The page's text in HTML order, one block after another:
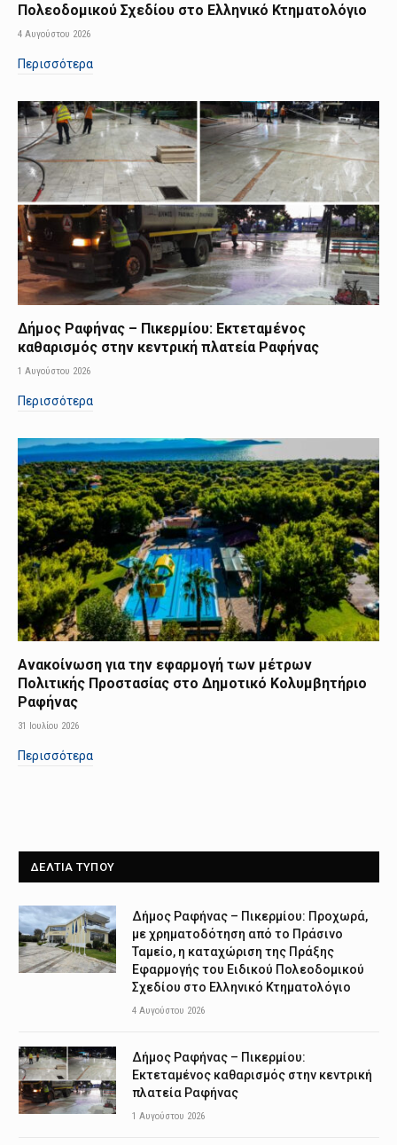
Πολεοδομικού Σχεδίου στο Ελληνικό Κτηματολόγιο
4 Αυγούστου 2026
Περισσότερα
Δήμος Ραφήνας – Πικερμίου: Εκτεταμένος
καθαρισμός στην κεντρική πλατεία Ραφήνας
1 Αυγούστου 2026
Περισσότερα
Ανακοίνωση για την εφαρμογή των μέτρων
Πολιτικής Προστασίας στο Δημοτικό Κολυμβητήριο
Ραφήνας
31 Ιουλίου 2026
Περισσότερα
ΔΕΛΤΙΑ ΤΥΠΟΥ
Δήμος Ραφήνας – Πικερμίου: Προχωρά,
με χρηματοδότηση από το Πράσινο
Ταμείο, η καταχώριση της Πράξης
Εφαρμογής του Ειδικού Πολεοδομικού
Σχεδίου στο Ελληνικό Κτηματολόγιο
4 Αυγούστου 2026
Δήμος Ραφήνας – Πικερμίου:
Εκτεταμένος καθαρισμός στην κεντρική
πλατεία Ραφήνας
1 Αυγούστου 2026